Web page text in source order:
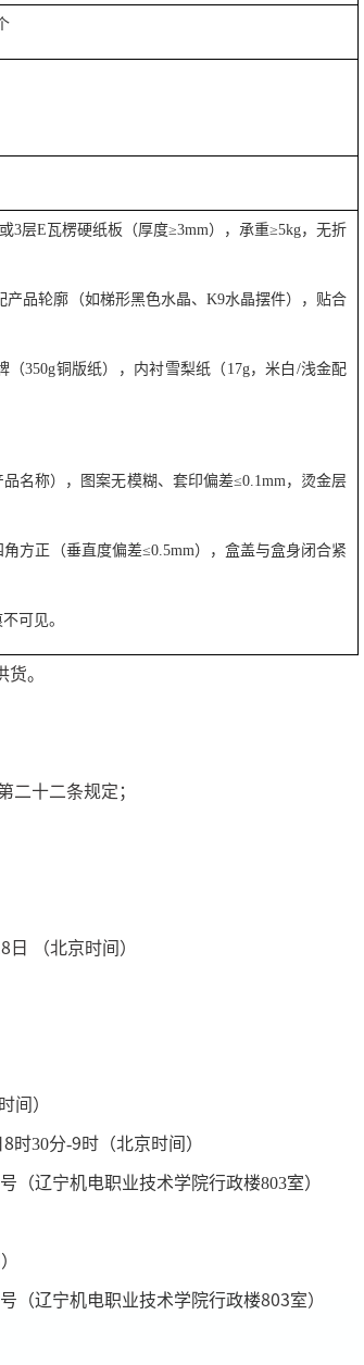
3层E瓦楞硬纸板（厚度≥3mm），承重≥5kg，无折
品轮廓（如梯形黑色水晶、K9水晶摆件），贴合
350g铜版纸），内衬雪梨纸（17g，米白/浅金配
名称），图案无模糊、套印偏差≤0.1mm，烫金层
方正（垂直度偏差≤0.5mm），盒盖与盒身闭合紧
可见。
货。
二十二条规定；
日 （北京时间）
间）
8时30分-9时（北京时间）
（辽宁机电职业技术学院行政楼803室）
（辽宁机电职业技术学院行政楼803室）